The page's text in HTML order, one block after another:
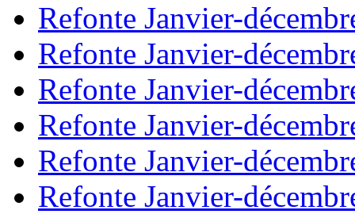
Refonte Janvier-
Refonte Janvier-
Refonte Janvier-
Refonte Janvier-
Refonte Janvier-
Refonte Janvier-